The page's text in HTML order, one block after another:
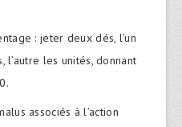
: jeter deux dés, l’un
les unités, donnant
associés à l’action